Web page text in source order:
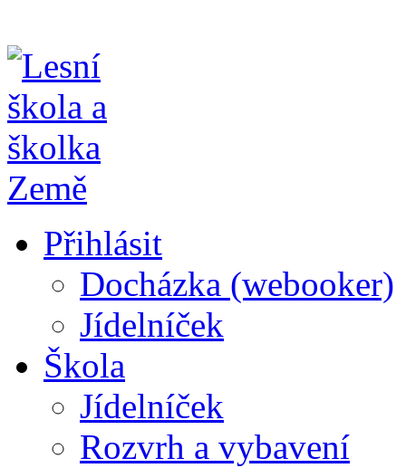
Přihlásit
Docházka (webooker)
Jídelníček
Škola
Jídelníček
Rozvrh a vybavení